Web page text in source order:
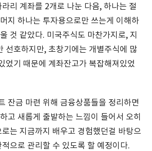
리 계좌를 2개로 나눈 다음, 하나는 절
지 하나는 투자용으로만 쓰는게 이해하
것 같았다. 미국주식도 마찬가지로, 지
선호하지만, 초창기에는 개별주식에 많
었기 때문에 계좌잔고가 복잡해져있었
잔금 마련 위해 금융상품들을 정리하면
고 새롭게 출발하는 느낌이 들어서 오히
는 지금까지 배우고 경험했던걸 바탕으
으로 관리할 수 있도록 할 예정이다.